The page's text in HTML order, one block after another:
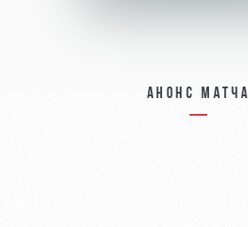
Анонс матча